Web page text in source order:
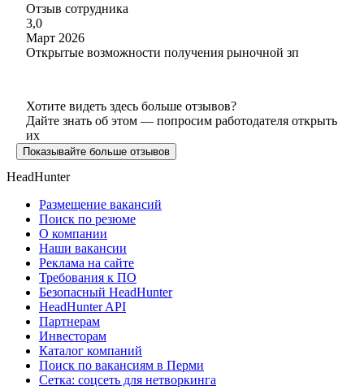
Отзыв сотрудника
3,0
Март 2026
Открытые возможности получения рыночной зп
Хотите видеть здесь больше отзывов?
Дайте знать об этом — попросим работодателя открыть
их
Показывайте больше отзывов
HeadHunter
Размещение вакансий
Поиск по резюме
О компании
Наши вакансии
Реклама на сайте
Требования к ПО
Безопасный HeadHunter
HeadHunter API
Партнерам
Инвесторам
Каталог компаний
Поиск по вакансиям в Перми
Сетка: соцсеть для нетворкинга